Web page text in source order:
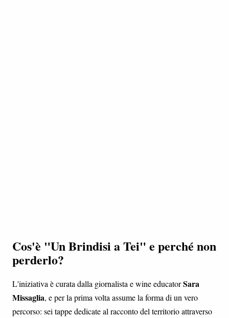
Cos'è "Un Brindisi a Tei" e perché non
perderlo?
L'iniziativa è curata dalla giornalista e wine educatorSara
Missaglia, e per la prima volta assume la forma di un vero
percorso: sei tappe dedicate al racconto del territorio attraverso